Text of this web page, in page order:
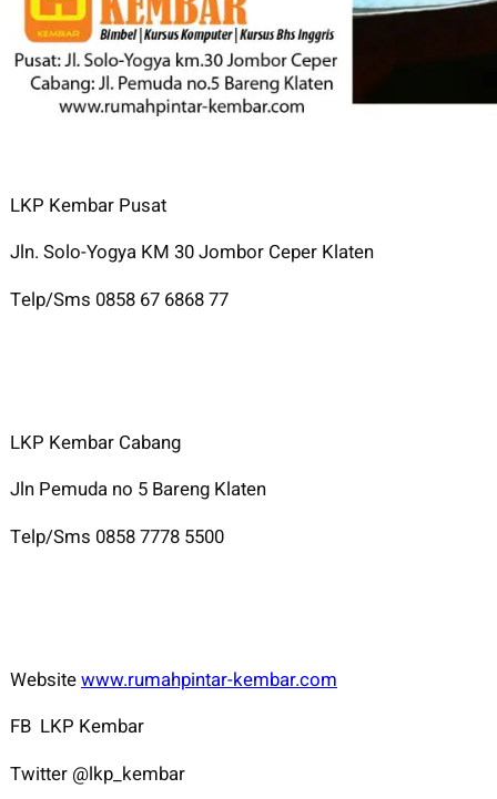
LKP Kembar Pusat
Jln. Solo-Yogya KM 30 Jombor Ceper Klaten
Telp/Sms 0858 67 6868 77
LKP Kembar Cabang
Jln Pemuda no 5 Bareng Klaten
Telp/Sms 0858 7778 5500
Websitewww.rumahpintar-kembar.com
FB LKP Kembar
Twitter @lkp_kembar